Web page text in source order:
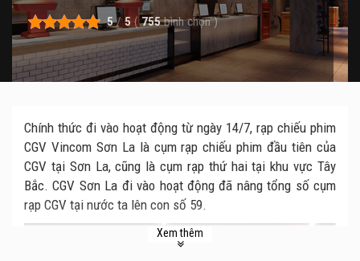
5 / 5 ( 755 bình chọn)
Chính thức đi vào hoạt động từ ngày 14/7, rạp chiếu phim
CGV Vincom Sơn La là cụm rạp chiếu phim đầu tiên của
CGV tại Sơn La, cũng là cụm rạp thứ hai tại khu vực Tây
Bắc. CGV Sơn La đi vào hoạt động đã nâng tổng số cụm
rạp CGV tại nước ta lên con số 59.
Xem thêm